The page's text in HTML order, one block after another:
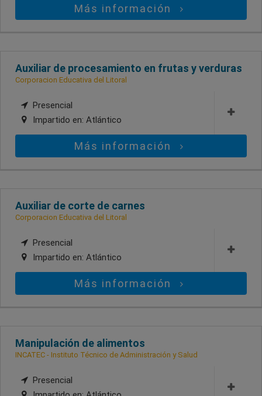
Más información
Auxiliar de procesamiento en frutas y verduras
Corporacion Educativa del Litoral
Presencial
Impartido en: Atlántico
Más información
Auxiliar de corte de carnes
Corporacion Educativa del Litoral
Presencial
Impartido en: Atlántico
Más información
Manipulación de alimentos
INCATEC - Instituto Técnico de Administración y Salud
Presencial